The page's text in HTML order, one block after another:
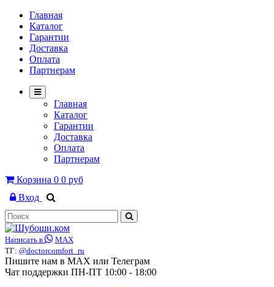
Главная
Каталог
Гарантии
Доставка
Оплата
Партнерам
Главная
Каталог
Гарантии
Доставка
Оплата
Партнерам
Корзина 0 0 руб
Вход
Написать в
MAX
ТГ: @doctorcomfort_ru
Пишите нам в MAX или Телеграм
Чат поддержки ПН-ПТ 10:00 - 18:00